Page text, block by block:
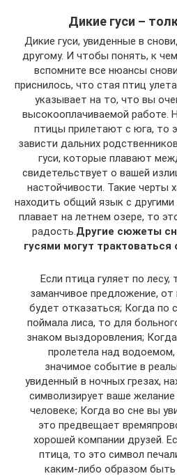
Дикие гуси –
Дикие гуси, увиденные в
другому. И чтобы понять, к
вспомните все нюансы
приснилось, что стая птиц
указывает на то, что вы
высокооплачиваемой работе.
птицы прилетают с юга, то
зависти дальних
гуси, которые плавают
свидетельствует о вашей
настойчивости. Такие черты
находить общий язык с другими
плавает на летнем озере, то
радость.Другие сюжеты
гусями могут
Если птица гуляет по
заманчивое предложение,
будет отказаться; Когда по
поймала лиса, то для
знаком выздоровления;
пролетела над
значимое событие в
увиденный в ночных грезах,
символизирует ваше
человеке; Когда во сне вы
это предвещает
хорошей компании друзей.
птица, то это символ
каким-либо образом быть